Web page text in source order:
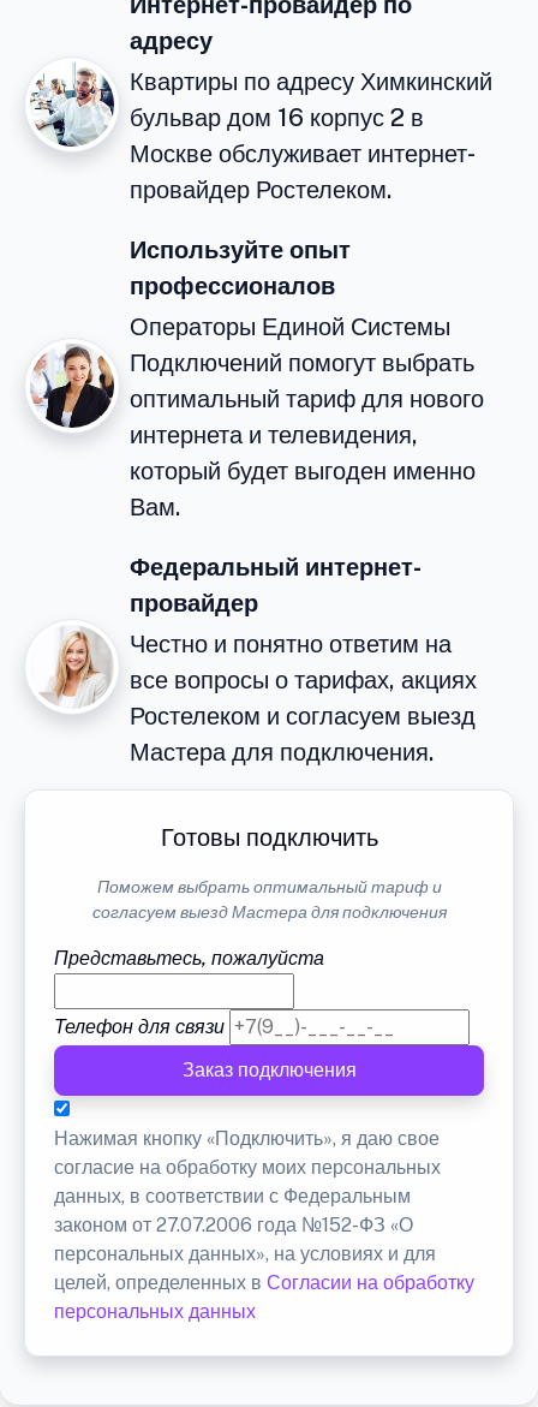
адресу
Квартиры по адресу Химкинский
бульвар дом 16 корпус 2 в
Москве обслуживает интернет-
провайдер Ростелеком.
Используйте опыт
профессионалов
Операторы Единой Системы
Подключений помогут выбрать
оптимальный тариф для нового
интернета и телевидения,
который будет выгоден именно
Вам.
Федеральный интернет-
провайдер
Честно и понятно ответим на
все вопросы о тарифах, акциях
Ростелеком и согласуем выезд
Мастера для подключения.
Готовы подключить
Поможем выбрать оптимальный тариф и
согласуем выезд Мастера для подключения
Представьтесь, пожалуйста
Телефон для связи
Заказ подключения
Нажимая кнопку «Подключить», я даю свое
согласие на обработку моих персональных
данных, в соответствии с Федеральным
законом от 27.07.2006 года №152-ФЗ «О
персональных данных», на условиях и для
целей, определенных в Согласии на обработку
персональных данных